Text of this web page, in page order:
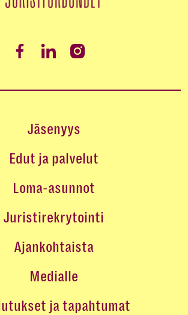
Jäsenyys
Edut ja palvelut
Loma-asunnot
Juristirekrytointi
Ajankohtaista
Medialle
ja tapahtumat